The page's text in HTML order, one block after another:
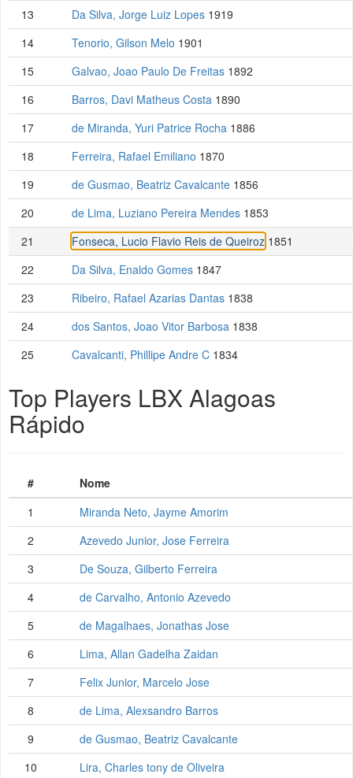
13
Da Silva, Jorge Luiz Lopes 1919
14
Tenorio, Gilson Melo 1901
15
Galvao, Joao Paulo De Freitas 1892
16
Barros, Davi Matheus Costa 1890
17
de Miranda, Yuri Patrice Rocha 1886
18
Ferreira, Rafael Emiliano 1870
19
de Gusmao, Beatriz Cavalcante 1856
20
de Lima, Luziano Pereira Mendes 1853
21
Fonseca, Lucio Flavio Reis de Queiroz 1851
22
Da Silva, Enaldo Gomes 1847
23
Ribeiro, Rafael Azarias Dantas 1838
24
dos Santos, Joao Vitor Barbosa 1838
25
Cavalcanti, Phillipe Andre C 1834
Top Players LBX Alagoas
Rápido
#
Nome
1
Miranda Neto, Jayme Amorim
2
Azevedo Junior, Jose Ferreira
3
De Souza, Gilberto Ferreira
4
de Carvalho, Antonio Azevedo
5
de Magalhaes, Jonathas Jose
6
Lima, Allan Gadelha Zaidan
7
Felix Junior, Marcelo Jose
8
de Lima, Alexsandro Barros
9
de Gusmao, Beatriz Cavalcante
10
Lira, Charles tony de Oliveira